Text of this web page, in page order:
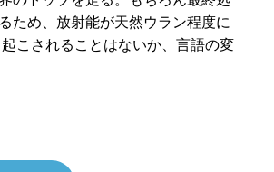
ため、放射能が天然ウラン程度に
こされることはないか、言語の変